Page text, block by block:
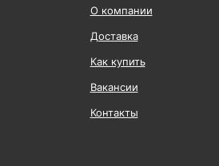
О компании
Доставка
Как купить
Вакансии
Контакты